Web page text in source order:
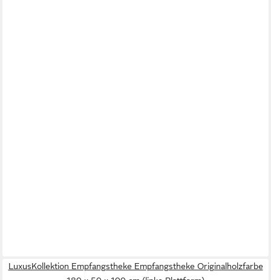
LuxusKollektion Empfangstheke Empfangstheke Originalholzfarbe